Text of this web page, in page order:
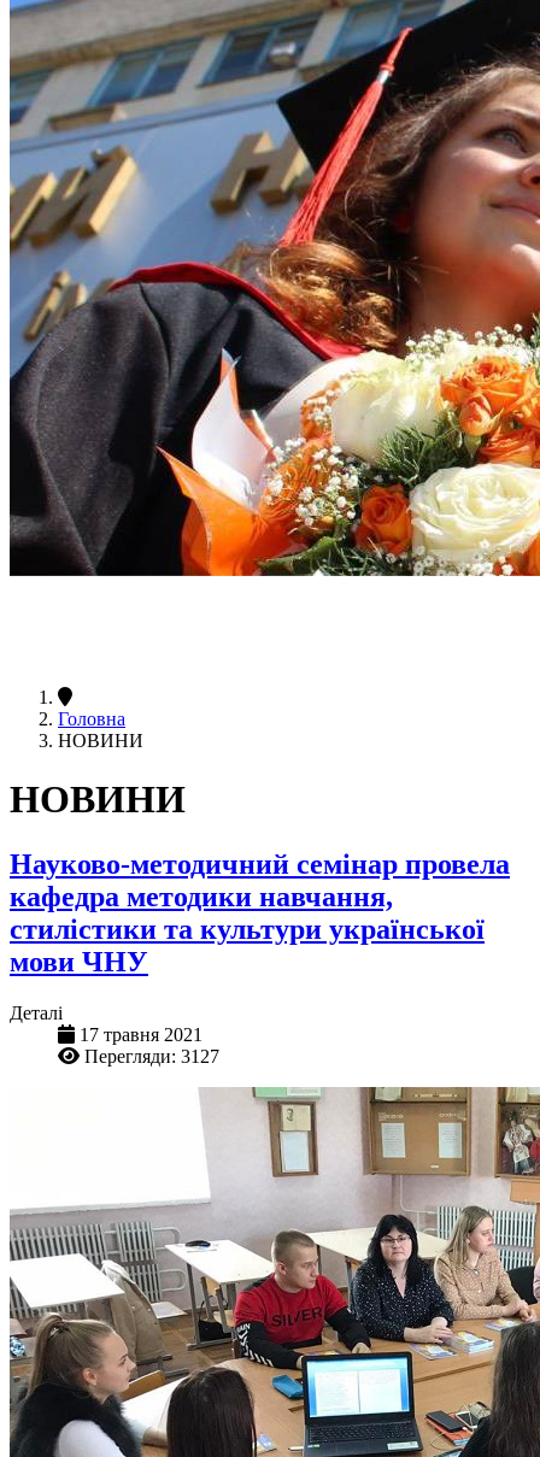
Головна
НОВИНИ
НОВИНИ
Науково-методичний семінар провела
кафедра методики навчання,
стилістики та культури української
мови ЧНУ
Деталі
17 травня 2021
Перегляди: 3127